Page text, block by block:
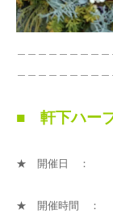
■ 軒下ハー
★ 開催日 ：
★ 開催時間 ：